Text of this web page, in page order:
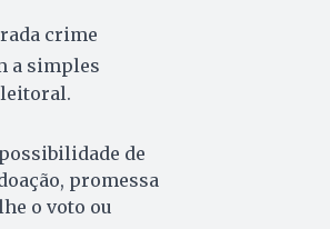
crime
a simples
de
promessa
o voto ou